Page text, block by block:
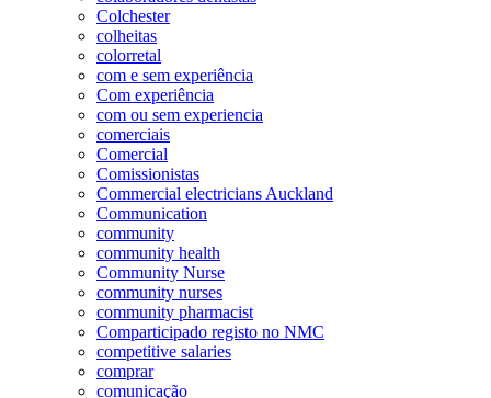
Colchester
colheitas
colorretal
com e sem experiência
Com experiência
com ou sem experiencia
comerciais
Comercial
Comissionistas
Commercial electricians Auckland
Communication
community
community health
Community Nurse
community nurses
community pharmacist
Comparticipado registo no NMC
competitive salaries
comprar
comunicação